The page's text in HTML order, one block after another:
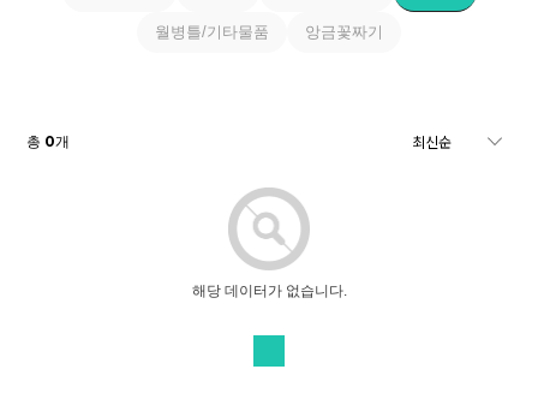
월병틀/기타물품 앙금꽃짜기
총 0개
해당 데이터가 없습니다.